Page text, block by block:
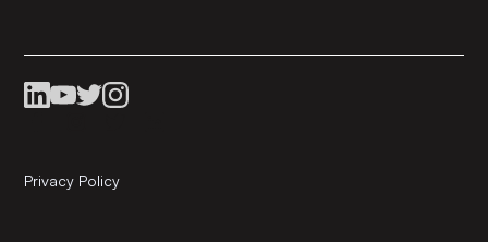
Privacy Policy